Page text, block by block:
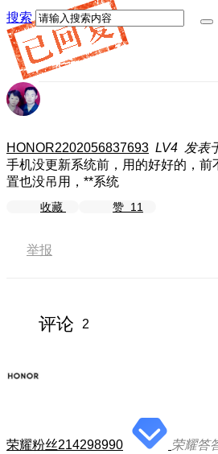
搜索
HONOR2202056837693 LV4 发表
手机没更新系统前，用的好好的，
置也没吊用，**系统
收藏 赞 11
举报
评论 2
荣耀粉丝214298990 荣耀答